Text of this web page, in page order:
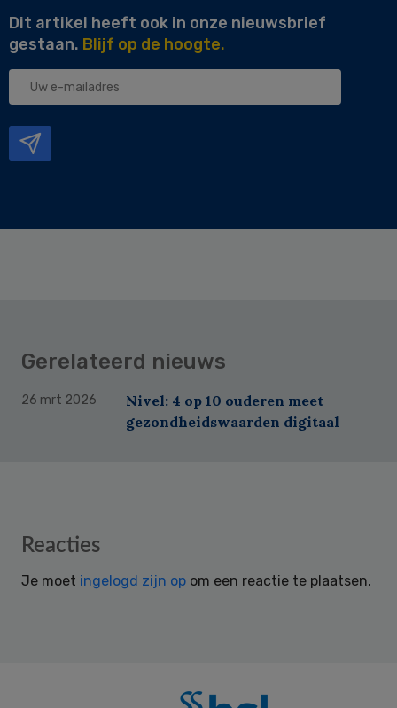
Dit artikel heeft ook in onze nieuwsbrief
gestaan. Blijf op de hoogte.
Uw
Gerelateerd nieuws
26 mrt 2026
Nivel: 4 op 10 ouderen meet
gezondheidswaarden digitaal
Reader
Reacties
Je moet ingelogd zijn op om een reactie te plaatsen.